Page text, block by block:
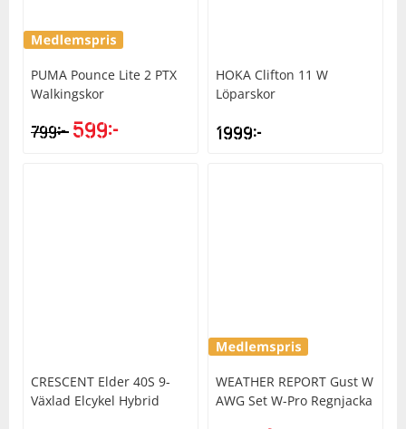
PUMA Pounce Lite 2 PTX
Walkingskor
799kr 599kr
HOKA Clifton 11 W
Löparskor
1999kr
CRESCENT Elder 40S 9-
Växlad Elcykel Hybrid
WEATHER REPORT Gust W
AWG Set W-Pro Regnjacka